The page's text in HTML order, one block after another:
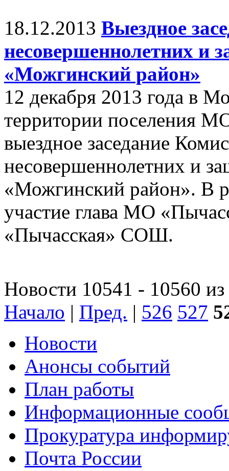
18.12.2013 Выездное
несовершеннолетних и
«Можгинский район»
12 декабря 2013 года в
территории поселения
выездное заседание
несовершеннолетних и
«Можгинский район». В
участие глава МО
«Пычасская» СОШ.
Новости 10541 - 10560
Начало | Пред. | 526 527
Новости
Анонсы событий
План работы
Информационные
Прокуратура
Почта России